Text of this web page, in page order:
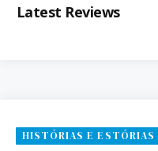
Latest Reviews
HISTÓRIAS E ESTÓRIAS